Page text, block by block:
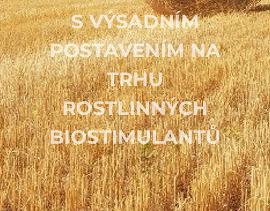
SVÝSADNÍM
POSTAVENÍM NA
TRHU
ROSTLINNÝCH
BIOSTIMULANTŮ